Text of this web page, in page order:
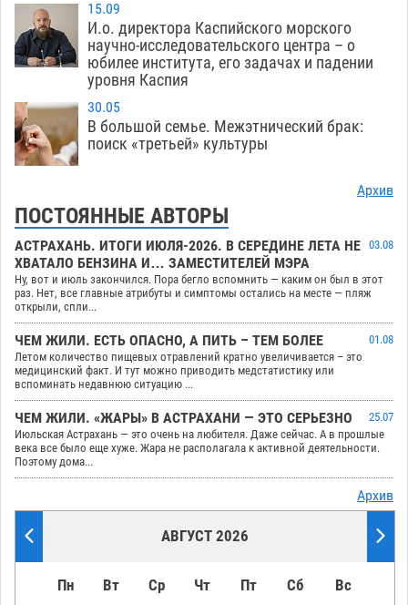
15.09
И.о. директора Каспийского морского
научно-исследовательского центра – о
юбилее института, его задачах и падении
уровня Каспия
30.05
В большой семье. Межэтнический брак:
поиск «третьей» культуры
Архив
ПОСТОЯННЫЕ АВТОРЫ
АСТРАХАНЬ. ИТОГИ ИЮЛЯ-2026. В СЕРЕДИНЕ ЛЕТА НЕ
ХВАТАЛО БЕНЗИНА И… ЗАМЕСТИТЕЛЕЙ МЭРА
03.08
Ну, вот и июль закончился. Пора бегло вспомнить — каким он был в этот
раз. Нет, все главные атрибуты и симптомы остались на месте — пляж
открыли, спли...
ЧЕМ ЖИЛИ. ЕСТЬ ОПАСНО, А ПИТЬ – ТЕМ БОЛЕЕ
01.08
Летом количество пищевых отравлений кратно увеличивается – это
медицинский факт. И тут можно приводить медстатистику или
вспоминать недавнюю ситуацию ...
ЧЕМ ЖИЛИ. «ЖАРЫ» В АСТРАХАНИ — ЭТО СЕРЬЕЗНО
25.07
Июльская Астрахань — это очень на любителя. Даже сейчас. А в прошлые
века все было еще хуже. Жара не располагала к активной деятельности.
Поэтому дома...
Архив
АВГУСТ 2026
Пн Вт Ср Чт Пт Сб Вс